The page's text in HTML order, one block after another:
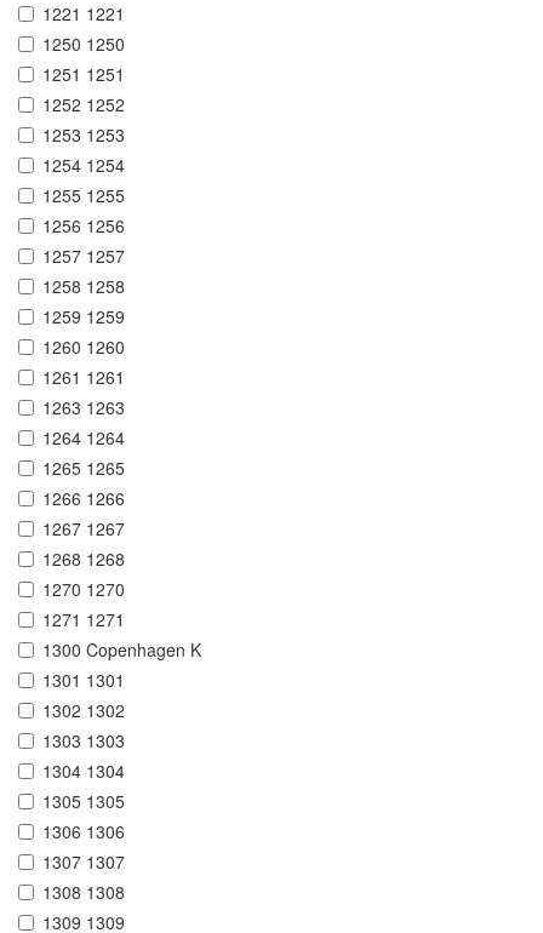
1221 1221
1250 1250
1251 1251
1252 1252
1253 1253
1254 1254
1255 1255
1256 1256
1257 1257
1258 1258
1259 1259
1260 1260
1261 1261
1263 1263
1264 1264
1265 1265
1266 1266
1267 1267
1268 1268
1270 1270
1271 1271
1300 Copenhagen K
1301 1301
1302 1302
1303 1303
1304 1304
1305 1305
1306 1306
1307 1307
1308 1308
1309 1309